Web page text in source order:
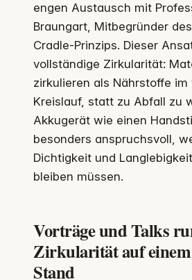
engen Austausch mit
Braungart, Mitbegründer
Cradle-Prinzips. Dieser
vollständige Zirkularität:
zirkulieren als Nährstoffe
Kreislauf, statt zu Abfall zu
Akkugerät wie einen
besonders anspruchsvoll,
Dichtigkeit und
bleiben müssen.
Vorträge und Talks
Zirkularität auf einem
Stand